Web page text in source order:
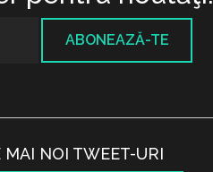
ABONEAZĂ-TE
MAI NOI TWEET-URI